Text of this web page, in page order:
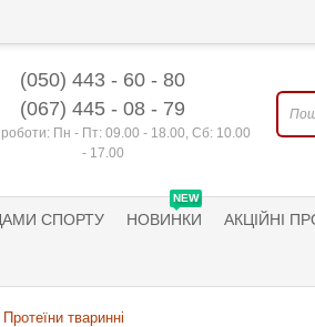
(050) 443 - 60 - 80
(067) 445 - 08 - 79
роботи: Пн - Пт: 09.00 - 18.00, Сб: 10.00
- 17.00
СПОРТУ
NEW
НОВИНКИ АКЦІЙНІ
Протеїни тваринні